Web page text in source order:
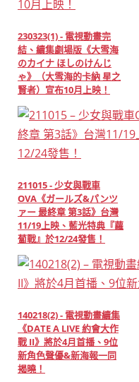
230323(1) - 電視動畫完
結、續集劇場版《大雪海
のカイナ ほしのけんじ
ゃ》（大雪海的卡納 星之
賢者）宣布10月上映！
211015 - 少女與戰車
OVA《ガールズ&パンツ
ァー 最終章 第3話》台灣
11/19上映、藍光特典『蘿
蔔戰』於12/24發售！
140218(2) - 電視動畫續集
《DATE A LIVE 約會大作
戰 II》將於4月首播、9位
新角色聲優&新海報一同
揭曉！